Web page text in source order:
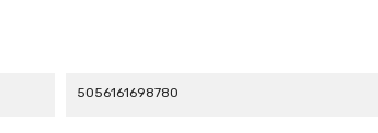
5056161698780